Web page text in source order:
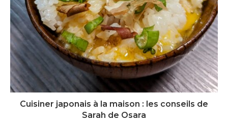
Cuisiner japonais à la maison : les conseils de
Sarah de Osara